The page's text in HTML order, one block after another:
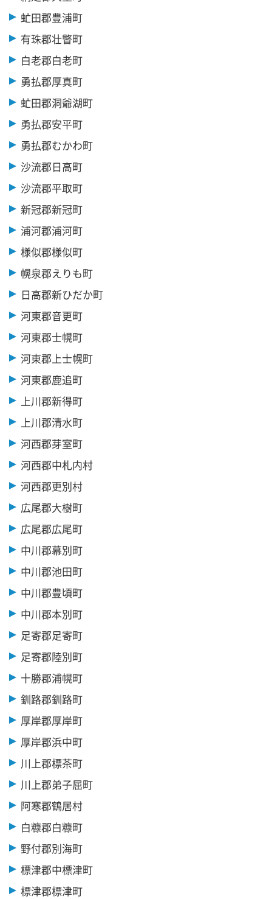
虻田郡豊浦町
有珠郡壮瞥町
白老郡白老町
勇払郡厚真町
虻田郡洞爺湖町
勇払郡安平町
勇払郡むかわ町
沙流郡日高町
沙流郡平取町
新冠郡新冠町
浦河郡浦河町
様似郡様似町
幌泉郡えりも町
日高郡新ひだか町
河東郡音更町
河東郡士幌町
河東郡上士幌町
河東郡鹿追町
上川郡新得町
上川郡清水町
河西郡芽室町
河西郡中札内村
河西郡更別村
広尾郡大樹町
広尾郡広尾町
中川郡幕別町
中川郡池田町
中川郡豊頃町
中川郡本別町
足寄郡足寄町
足寄郡陸別町
十勝郡浦幌町
釧路郡釧路町
厚岸郡厚岸町
厚岸郡浜中町
川上郡標茶町
川上郡弟子屈町
阿寒郡鶴居村
白糠郡白糠町
野付郡別海町
標津郡中標津町
標津郡標津町